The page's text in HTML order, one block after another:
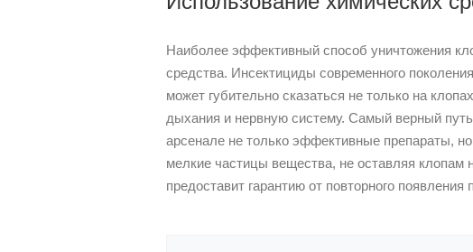
Наиболее эффективный способ уничтожения
средства. Инсектициды современного
может губительно сказаться не только на
дыхания и нервную систему. Самый верный
арсенале не только эффективные препараты,
мелкие частицы вещества, не оставляя клопам
предоставит гарантию от повторного появления